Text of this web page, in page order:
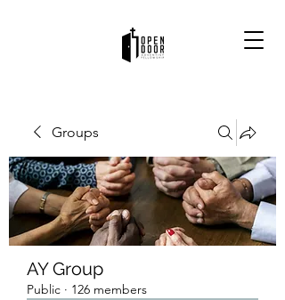
Groups
AY Group
Public · 126 members